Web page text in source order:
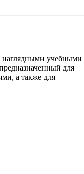
учебными
для
а также для